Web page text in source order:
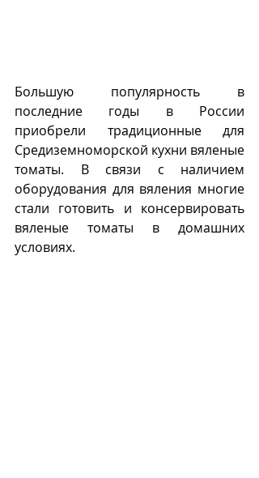
Большую популярность в
последние годы в России
приобрели традиционные для
Средиземноморской кухни вяленые
томаты. В связи с наличием
оборудования для вяления многие
стали готовить и консервировать
вяленые томаты в домашних
условиях.